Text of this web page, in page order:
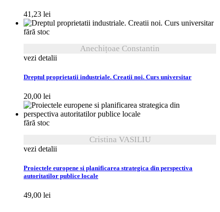
41,23 lei
fără stoc
Anechițoae Constantin
vezi detalii
Dreptul proprietatii industriale. Creatii noi. Curs universitar
20,00 lei
fără stoc
Cristina VASILIU
vezi detalii
Proiectele europene si planificarea strategica din perspectiva
autoritatilor publice locale
49,00 lei